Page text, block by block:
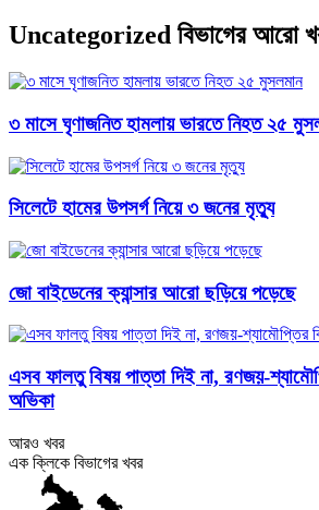
Uncategorized বিভাগের আরো
৩ মাসে ঘৃণাজনিত হামলায় ভারতে নিহত ২৫
সিলেটে হামের উপসর্গ নিয়ে ৩ জনের মৃত্যু
জো বাইডেনের ক্যান্সার আরো ছড়িয়ে পড়েছে
এসব ফালতু বিষয় পাত্তা দিই না, রণজয়-
অভিকা
আরও খবর
এক ক্লিকে বিভাগের খবর